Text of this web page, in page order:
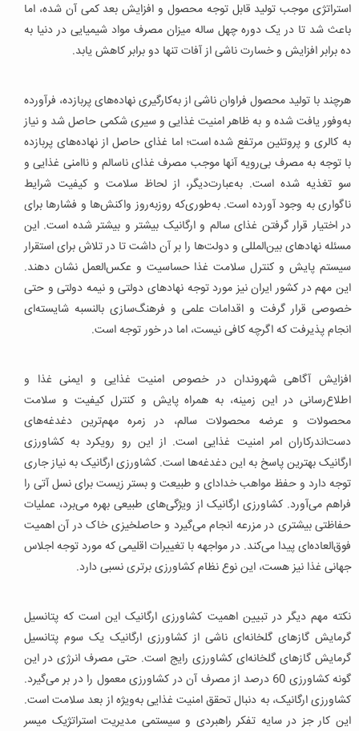
استراتژی موجب تولید قابل توجه محصول و افزایش بعد کمی آن شده، اما
باعث شد تا در یک دوره چهل ساله میزان مصرف مواد شیمیایی در دنیا به
ده برابر افزایش و خسارت ناشی از آفات تنها دو برابر کاهش یابد.
هرچند با تولید محصول فراوان ناشی از به‌کارگیری نهاده‌های پربازده، فرآورده
به‌وفور یافت شده و به ظاهر امنیت غذایی و سیری شکمی حاصل شد و نیاز
به کالری و پروتئین مرتفع شده است؛ اما غذای حاصل از نهاده‌های پربازده
با توجه به مصرف بی‌رویه آنها موجب مصرف غذای ناسالم و ناامنی غذایی و
سو تغذیه شده است. به‌عبارت‌دیگر، از لحاظ سلامت و کیفیت شرایط
ناگواری به وجود آورده است. به‌طوری‌که روزبه‌روز واکنش‌ها و فشارها برای
در اختیار قرار گرفتن غذای سالم و ارگانیک بیشتر و بیشتر شده است. این
مسئله نهادهای بین‌المللی و دولت‌ها را بر آن داشت تا در تلاش برای استقرار
سیستم پایش و کنترل سلامت غذا حساسیت و عکس‌العمل نشان دهند.
این مهم در کشور ایران نیز مورد توجه نهادهای دولتی و نیمه دولتی و حتی
خصوصی قرار گرفت و اقدامات علمی و فرهنگ‌سازی بالنسبه شایسته‌ای
انجام پذیرفت که اگرچه کافی نیست، اما در خور توجه است.
افزایش آگاهی شهروندان در خصوص امنیت غذایی و ایمنی غذا و
اطلاع‌رسانی در این زمینه، به همراه پایش و کنترل کیفیت و سلامت
محصولات و عرضه محصولات سالم، در زمره مهم‌ترین دغدغه‌های
دست‌اندرکاران امر امنیت غذایی است. از این رو رویکرد به کشاورزی
ارگانیک بهترین پاسخ به این دغدغه‌ها است. کشاورزی ارگانیک به نیاز جاری
توجه دارد و حفظ مواهب خدادای و طبیعت و بستر زیست برای نسل آتی را
فراهم می‌آورد. کشاورزی ارگانیک از ویژگی‌های طبیعی بهره می‌برد، عملیات
حفاظتی بیشتری در مزرعه انجام می‌گیرد و حاصلخیزی خاک در آن اهمیت
فوق‌العاده‌ای پیدا می‌کند. در مواجهه با تغییرات اقلیمی که مورد توجه اجلاس
جهانی غذا نیز هست، این نوع نظام کشاورزی برتری نسبی دارد.
نکته مهم دیگر در تبیین اهمیت کشاورزی ارگانیک این است که پتانسیل
گرمایش گازهای گلخانه‌ای ناشی از کشاورزی ارگانیک یک سوم پتانسیل
گرمایش گازهای گلخانه‌ای کشاورزی رایج است. حتی مصرف انرژی در این
گونه کشاورزی 60 درصد از مصرف آن در کشاورزی معمول را در بر می‌گیرد.
کشاورزی ارگانیک، به دنبال تحقق امنیت غذایی به‌ویژه از بعد سلامت است.
این کار جز در سایه تفکر راهبردی و سیستمی مدیریت استراتژیک میسر